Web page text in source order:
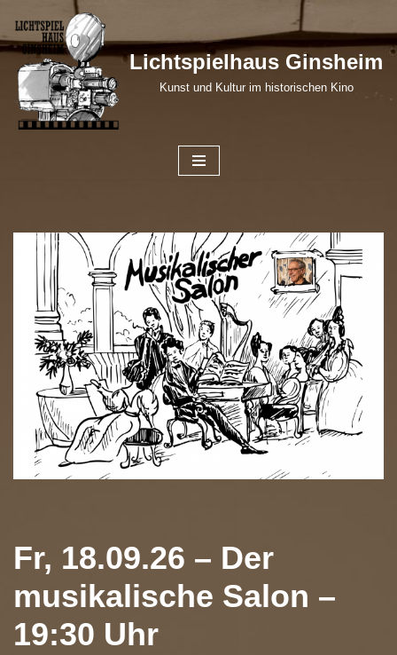
Zum
Inhalt
springen
Lichtspielhaus Ginsheim
Kunst und Kultur im historischen Kino
Fr, 18.09.26 – Der
musikalische Salon –
19:30 Uhr